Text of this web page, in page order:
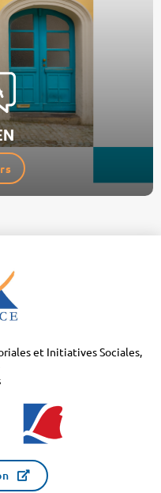
et Initiatives Sociales,